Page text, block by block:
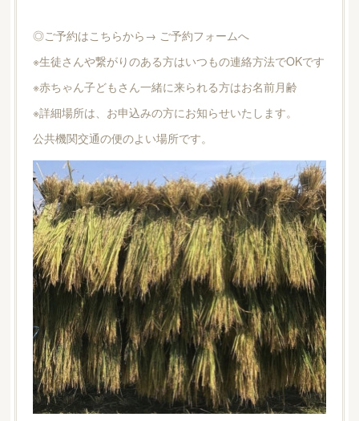
◎ご予約はこちらから→ ご予約フォームへ
※生徒さんや繋がりのある方はいつもの連絡方法でOKです
※赤ちゃん子どもさん一緒に来られる方はお名前月齢
※詳細場所は、お申込みの方にお知らせいたします。
公共機関交通の便のよい場所です。